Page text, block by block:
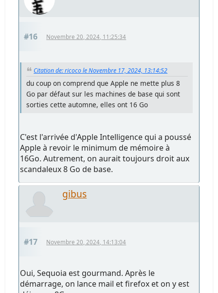
#16 Novembre 20, 2024, 11:25:34
Citation de: ricoco le Novembre 17, 2024, 13:14:52
du coup on comprend que Apple ne mette plus 8
Go par défaut sur les machines de base qui sont
sorties cette automne, elles ont 16 Go
C'est l'arrivée d'Apple Intelligence qui a poussé
Apple à revoir le minimum de mémoire à
16Go. Autrement, on aurait toujours droit aux
scandaleux 8 Go de base.
gibus
#17 Novembre 20, 2024, 14:13:04
Oui, Sequoia est gourmand. Après le
démarrage, on lance mail et firefox et on y est